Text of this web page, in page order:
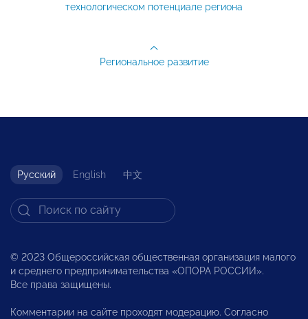
технологическом потенциале региона
Региональное развитие
Русский English 中文
© 2023 Общероссийская общественная организация малого
и среднего предпринимательства «ОПОРА РОССИИ».
Все права защищены.
Комментарии на сайте проходят модерацию. Согласно